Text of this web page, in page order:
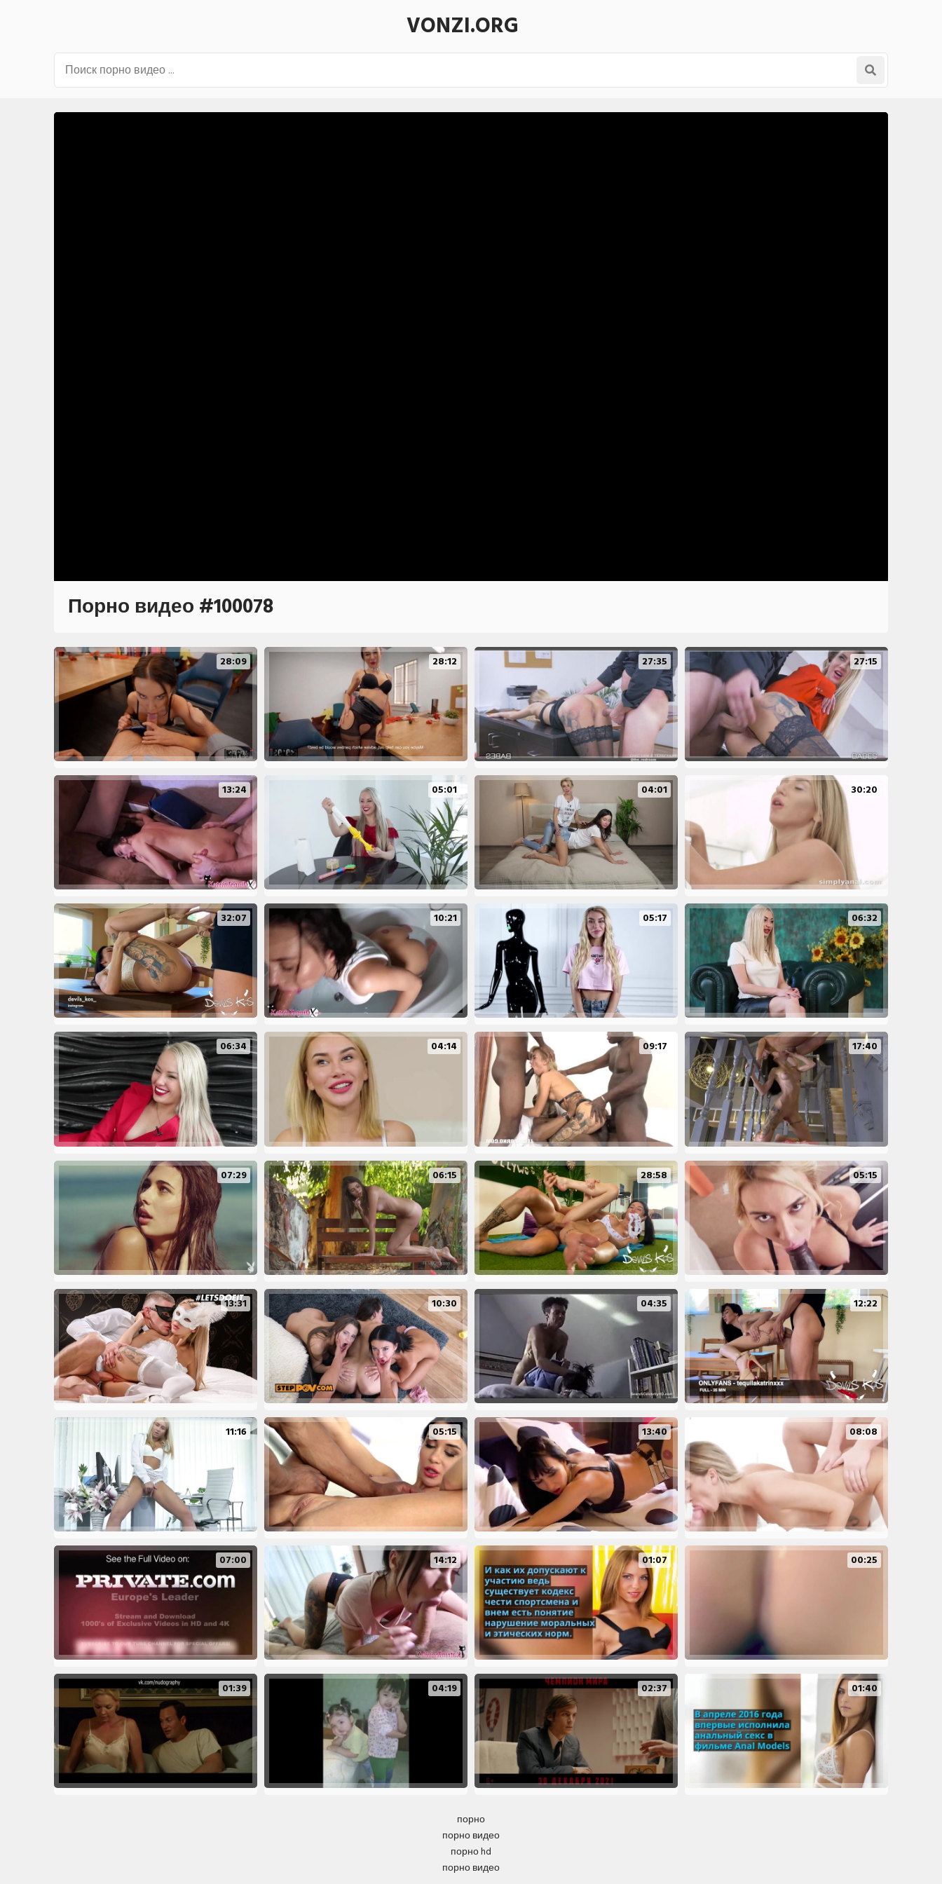
VONZI.ORG
Порно видео #100078
28:09 28:12 27:35 27:15
13:24 05:01 04:01 30:20
32:07 10:21 05:17 06:32
06:34 04:14 09:17 17:40
07:29 06:15 28:58 05:15
13:31 10:30 04:35 12:22
11:16 05:15 13:40 08:08
07:00 14:12 01:07 00:25
01:39 04:19 02:37 01:40
порно
порно видео
порно hd
порно видео